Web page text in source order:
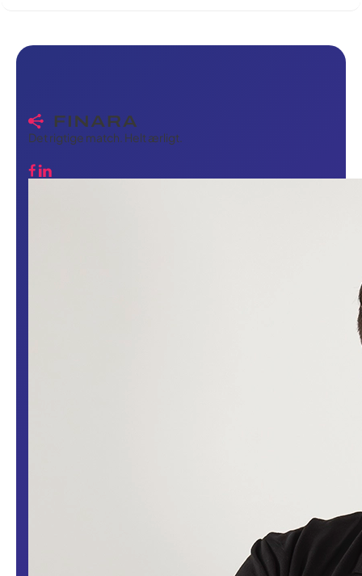
Det rigtige match. Helt ærligt.